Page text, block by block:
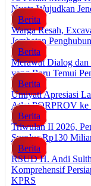
Nyata Wujudkan
Berita
Warga Resah,
Jembatan
Berita
Merawat Dialog
yang Baru Temui
Berita
Umiyati Apresiasi
Atlet PORPROV ke
Berita
Triwulan II 2026,
Surplus Rp130
Berita
RSUD H. Andi
Komprehensif
KPRS